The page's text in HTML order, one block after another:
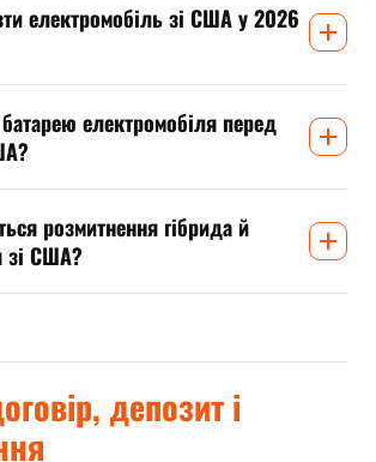
електромобіль зі США у 2026
електромобіля перед
розмитнення гібрида й
зі США?
депозит і